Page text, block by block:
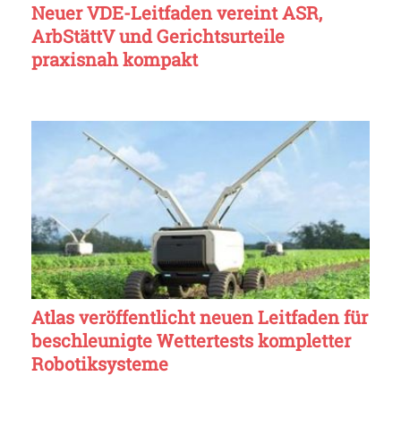
Neuer VDE-Leitfaden vereint ASR,
ArbStättV und Gerichtsurteile
praxisnah kompakt
Atlas veröffentlicht neuen Leitfaden für
beschleunigte Wettertests kompletter
Robotiksysteme